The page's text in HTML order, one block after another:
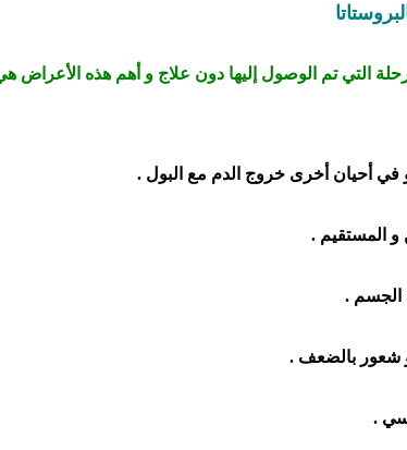
التي تم الوصول إليها دون علاج و أهم هذه الأعراض
في أحيان أخرى خروج الدم مع البول .
و المستقيم .
الجسم .
شعور بالضعف .
.